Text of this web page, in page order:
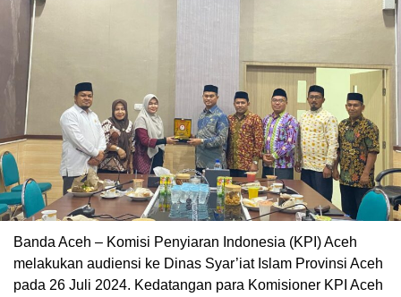
Banda Aceh – Komisi Penyiaran Indonesia (KPI) Aceh
melakukan audiensi ke Dinas Syar’iat Islam Provinsi Aceh
pada 26 Juli 2024. Kedatangan para Komisioner KPI Aceh